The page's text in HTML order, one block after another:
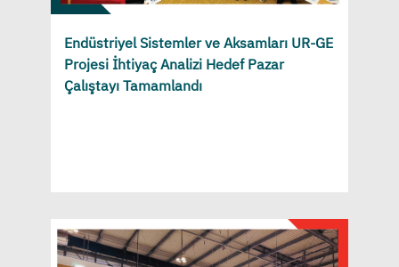
Endüstriyel Sistemler ve Aksamları UR-GE
Projesi İhtiyaç Analizi Hedef Pazar
Çalıştayı Tamamlandı